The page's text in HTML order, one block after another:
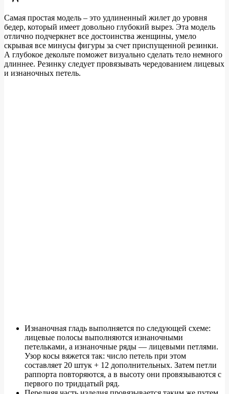
Самая простая модель – это удлиненный жилет до уровня
бедер, который имеет довольно глубокий вырез. Эта модель
отлично подчеркнет все достоинства женщины, умело
скрывая все минусы фигуры за счет приспущенной резинки.
А глубокое декольте поможет визуально сделать тело немного
длиннее. Резинку следует провязывать чередованием лицевых
и изнаночных петель.
Изнаночная гладь выполняется по следующей схеме:
лицевые полосы выполняются изнаночными
петельками, а изнаночные ряды — лицевыми петлями.
Узор косы вяжется так: число петель при этом
составляет 20 штук + 12 дополнительных. Затем петли
раппорта повторяются, а в высоту они провязываются с
первого по тридцатый ряд.